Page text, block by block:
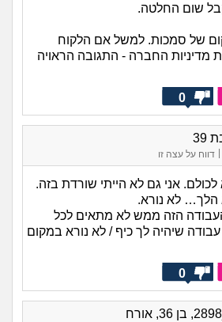
שום החלטה.
של סמכות. למשל אם הלקוח
מדיניות החברה - התגובה הראויה
0
| דווח על עצה זו
אני גם לא הייתי שורדת בזה.
הלך… לא נורא.
הזה ממש לא מתאים לכל
שיהיה לך כיף / לא נורא במקום
0